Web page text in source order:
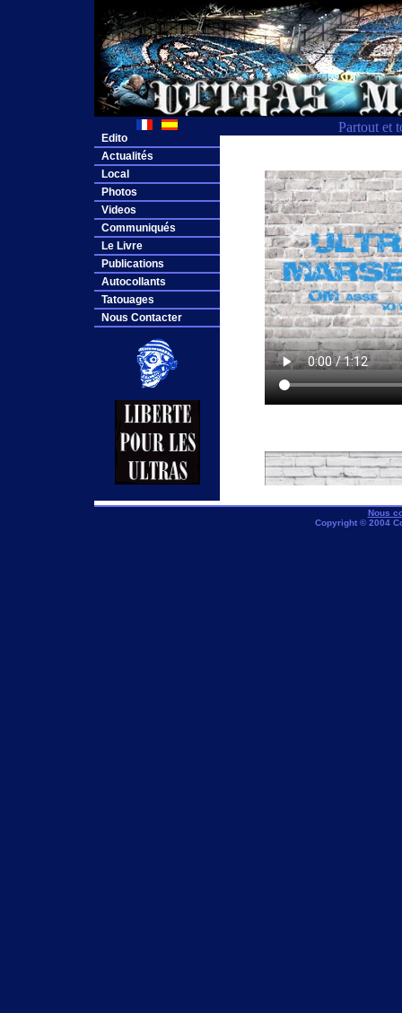
Partout et
Edito
Actualités
Local
Photos
Videos
Communiqués
Le Livre
Publications
Autocollants
Tatouages
Nous Contacter
Nous
Copyright © 2004